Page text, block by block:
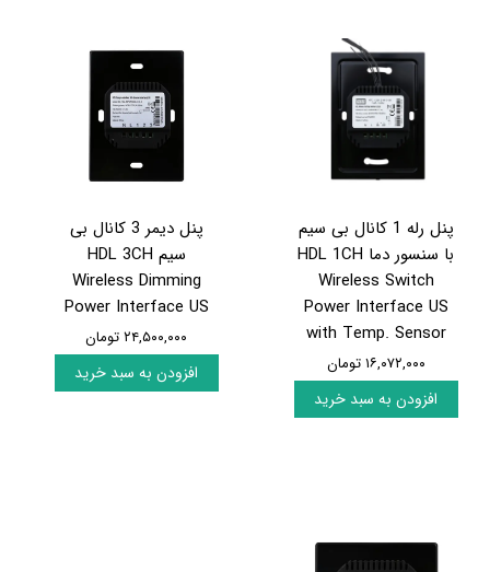
پنل رله 1 کانال بی سیم
با سنسور دما HDL 1CH
Wireless Switch
Power Interface US
with Temp. Sensor
۱۶,۰۷۲,۰۰۰ تومان
افزودن به سبد خرید
پنل دیمر 3 کانال بی
سیم HDL 3CH
Wireless Dimming
Power Interface US
۲۴,۵۰۰,۰۰۰ تومان
افزودن به سبد خرید